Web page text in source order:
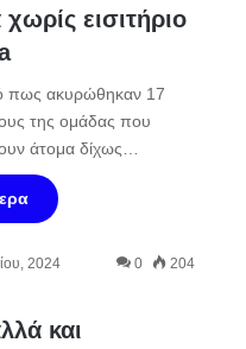
εισιτήριο
πως ακυρώθηκαν 17
της ομάδας που
άτομα δίχως…
2024 0 204
και